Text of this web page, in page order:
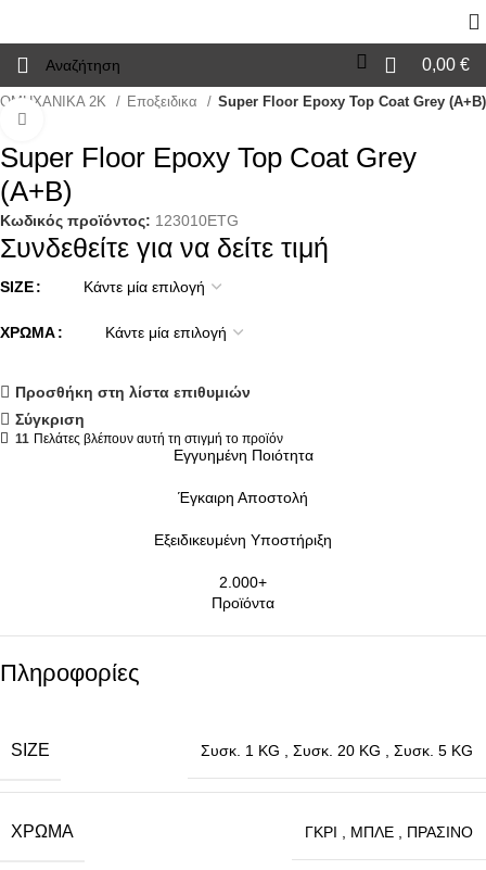
0,00 €
2Κ Εποξειδικα Super Floor Epoxy Top Coat Grey (A+B)
Super Floor Epoxy Top Coat Grey
(A+B)
Κωδικός προϊόντος: 123010ETG
Συνδεθείτε για να δείτε τιμή
SIZE
ΧΡΏΜΑ
Προσθήκη στη λίστα επιθυμιών
Σύγκριση
11 Πελάτες βλέπουν αυτή τη στιγμή το προϊόν
Εγγυημένη Ποιότητα
Έγκαιρη Αποστολή
Εξειδικευμένη Υποστήριξη
2.000+
Προϊόντα
Πληροφορίες
SIZE Συσκ. 1 KG Συσκ. 20 KG Συσκ. 5 KG
ΧΡΏΜΑ ΓΚΡΙ ΜΠΛΕ ΠΡΑΣΙΝΟ